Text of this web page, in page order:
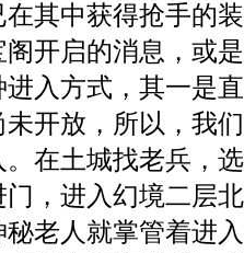
其中获得抢手的
开启的消息，或
入方式，其一是
未开放，所以，我
在土城找老兵，
门，进入幻境二层
老人就掌管着进